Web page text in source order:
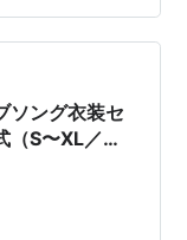
トが主役のシル
まとまり、立ち
も…
ソング衣装セ
（S〜XL／送